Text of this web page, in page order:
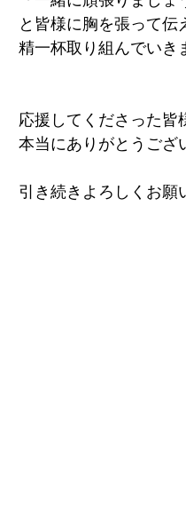
と皆様に胸を張って伝
精一杯取り組んでいき
応援してくださった皆
本当にありがとうござ
引き続きよろしくお願